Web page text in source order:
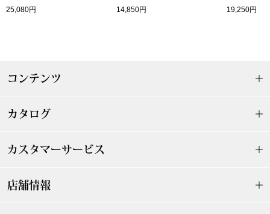
その他
シャツ／ブラ
タンクトップ
25,080円
14,850円
19,250円
コンテンツ
カタログ
カスタマーサービス
店舗情報